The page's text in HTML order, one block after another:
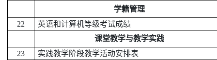
学籍管理
22
英语和计算机等级考试成绩
课堂教学与教学实践
23
实践教学阶段教学活动安排表